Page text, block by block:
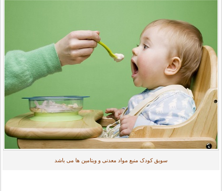
سویق کودک منبع مواد معدنی و ویتامین ها می باشد